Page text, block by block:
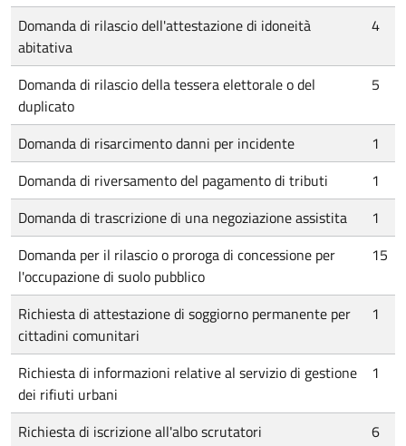
Domanda di rilascio dell'attestazione di idoneità
abitativa
4
Domanda di rilascio della tessera elettorale o del
duplicato
5
Domanda di risarcimento danni per incidente
1
Domanda di riversamento del pagamento di tributi
1
Domanda di trascrizione di una negoziazione assistita
1
Domanda per il rilascio o proroga di concessione per
l'occupazione di suolo pubblico
15
Richiesta di attestazione di soggiorno permanente per
cittadini comunitari
1
Richiesta di informazioni relative al servizio di gestione
dei rifiuti urbani
1
Richiesta di iscrizione all'albo scrutatori
6